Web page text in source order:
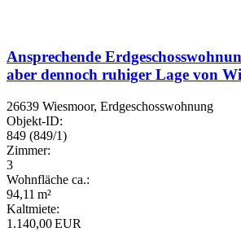
Ansprechende
aber dennoch ruhiger Lage von
26639 Wiesmoor, Erdgeschosswohnung
Objekt-ID:
849 (849/1)
Zimmer:
3
Wohnfläche ca.:
94,11 m²
Kaltmiete:
1.140,00 EUR